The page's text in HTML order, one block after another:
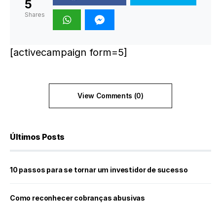
5
Shares
[activecampaign form=5]
View Comments (0)
Últimos Posts
10 passos para se tornar um investidor de sucesso
Como reconhecer cobranças abusivas